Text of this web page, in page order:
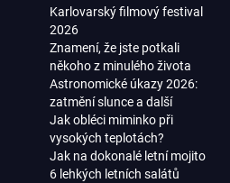
Karlovarský filmový festival
2026
Znamení, že jste potkali
někoho z minulého života
Astronomické úkazy 2026:
zatmění slunce a další
Jak obléci miminko při
vysokých teplotách?
Jak na dokonalé letní mojito
6 lehkých letních salátů